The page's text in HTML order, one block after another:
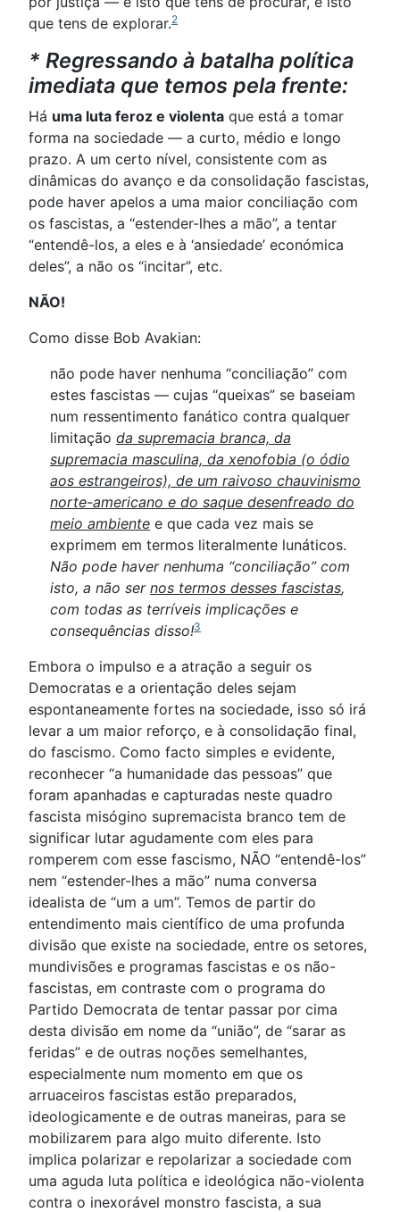
que tens de explorar.2
* Regressando à batalha política
imediata que temos pela frente:
Há uma luta feroz e violenta que está a tomar
forma na sociedade — a curto, médio e longo
prazo. A um certo nível, consistente com as
dinâmicas do avanço e da consolidação fascistas,
pode haver apelos a uma maior conciliação com
os fascistas, a “estender-lhes a mão”, a tentar
“entendê-los, a eles e à ‘ansiedade’ económica
deles”, a não os “incitar”, etc.
NÃO!
Como disse Bob Avakian:
não pode haver nenhuma “conciliação” com
estes fascistas — cujas “queixas” se baseiam
num ressentimento fanático contra qualquer
limitação da supremacia branca, da
supremacia masculina, da xenofobia (o ódio
aos estrangeiros), de um raivoso chauvinismo
norte-americano e do saque desenfreado do
meio ambiente e que cada vez mais se
exprimem em termos literalmente lunáticos.
Não pode haver nenhuma “conciliação” com
isto, a não ser nos termos desses fascistas,
com todas as terríveis implicações e
consequências disso!3
Embora o impulso e a atração a seguir os
Democratas e a orientação deles sejam
espontaneamente fortes na sociedade, isso só irá
levar a um maior reforço, e à consolidação final,
do fascismo. Como facto simples e evidente,
reconhecer “a humanidade das pessoas” que
foram apanhadas e capturadas neste quadro
fascista misógino supremacista branco tem de
significar lutar agudamente com eles para
romperem com esse fascismo, NÃO “entendê-los”
nem “estender-lhes a mão” numa conversa
idealista de “um a um”. Temos de partir do
entendimento mais científico de uma profunda
divisão que existe na sociedade, entre os setores,
mundivisões e programas fascistas e os não-
fascistas, em contraste com o programa do
Partido Democrata de tentar passar por cima
desta divisão em nome da “união”, de “sarar as
feridas” e de outras noções semelhantes,
especialmente num momento em que os
arruaceiros fascistas estão preparados,
ideologicamente e de outras maneiras, para se
mobilizarem para algo muito diferente. Isto
implica polarizar e repolarizar a sociedade com
uma aguda luta política e ideológica não-violenta
contra o inexorável monstro fascista, a sua